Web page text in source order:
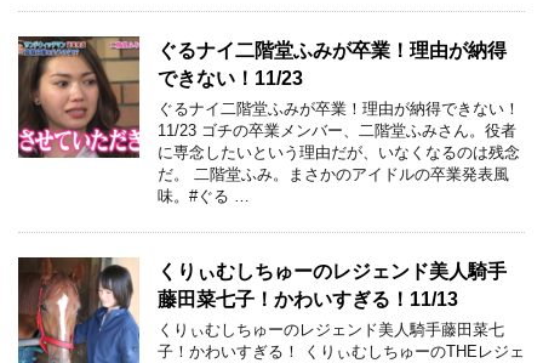
ぐるナイ二階堂ふみが卒業！理由が納得
できない！11/23
ぐるナイ二階堂ふみが卒業！理由が納得できない！
11/23 ゴチの卒業メンバー、二階堂ふみさん。役者
に専念したいという理由だが、いなくなるのは残念
だ。 二階堂ふみ。まさかのアイドルの卒業発表風
味。#ぐる …
くりぃむしちゅーのレジェンド美人騎手
藤田菜七子！かわいすぎる！11/13
くりぃむしちゅーのレジェンド美人騎手藤田菜七
子！かわいすぎる！ くりぃむしちゅーのTHEレジェ